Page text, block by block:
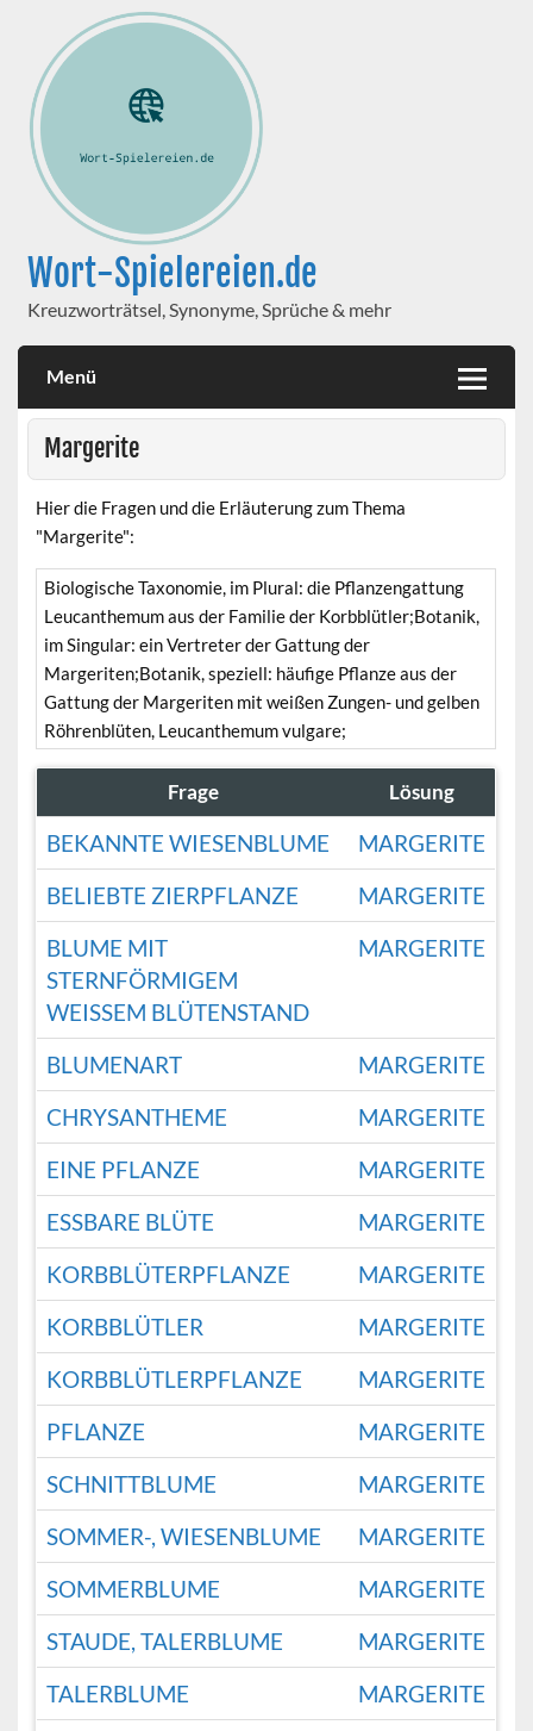
Wort-Spielereien.de
Kreuzworträtsel, Synonyme, Sprüche & mehr
Menü
Margerite
Hier die Fragen und die Erläuterung zum Thema
"Margerite":
Biologische Taxonomie, im Plural: die Pflanzengattung
Leucanthemum aus der Familie der Korbblütler;Botanik,
im Singular: ein Vertreter der Gattung der
Margeriten;Botanik, speziell: häufige Pflanze aus der
Gattung der Margeriten mit weißen Zungen- und gelben
Röhrenblüten, Leucanthemum vulgare;
Frage Lösung
BEKANNTE WIESENBLUME
MARGERITE
BELIEBTE ZIERPFLANZE
MARGERITE
BLUME MIT
STERNFÖRMIGEM
WEISSEM BLÜTENSTAND
MARGERITE
BLUMENART
MARGERITE
CHRYSANTHEME
MARGERITE
EINE PFLANZE
MARGERITE
ESSBARE BLÜTE
MARGERITE
KORBBLÜTERPFLANZE
MARGERITE
KORBBLÜTLER
MARGERITE
KORBBLÜTLERPFLANZE
MARGERITE
PFLANZE
MARGERITE
SCHNITTBLUME
MARGERITE
SOMMER-, WIESENBLUME
MARGERITE
SOMMERBLUME
MARGERITE
STAUDE, TALERBLUME
MARGERITE
TALERBLUME
MARGERITE